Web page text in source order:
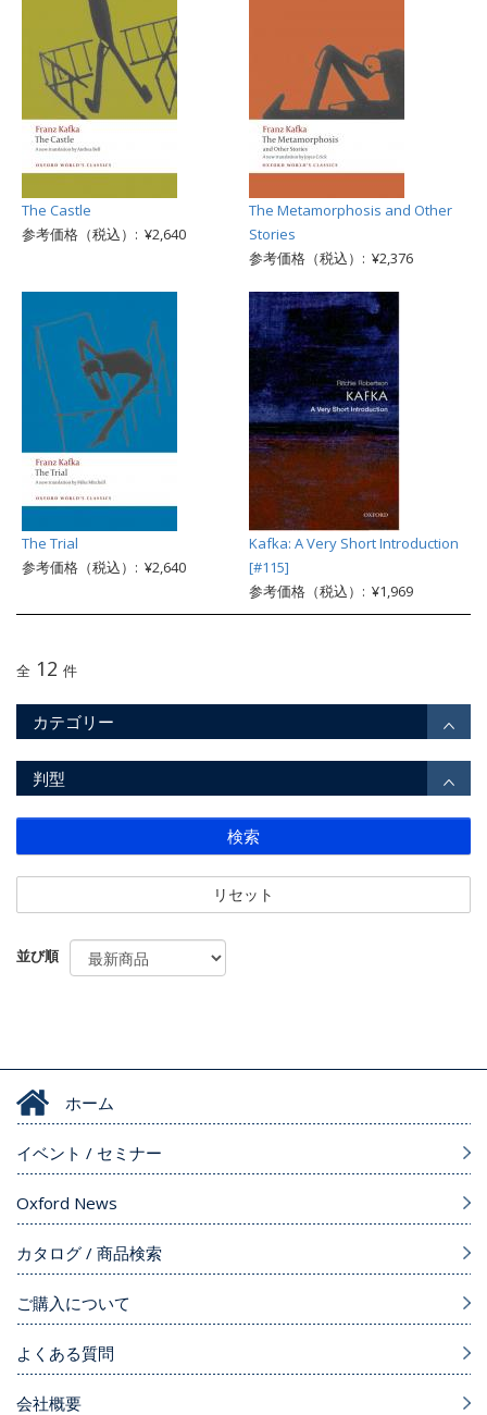
The Castle
参考価格（税込）: ¥2,640
The Metamorphosis and Other
Stories
参考価格（税込）: ¥2,376
The Trial
参考価格（税込）: ¥2,640
Kafka: A Very Short Introduction
[#115]
参考価格（税込）: ¥1,969
全 12 件
カテゴリー
判型
検索
リセット
並び順
ホーム
イベント / セミナー
Oxford News
カタログ / 商品検索
ご購入について
よくある質問
会社概要